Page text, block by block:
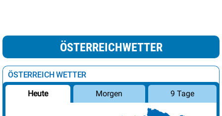
ÖSTERREICHWETTER
ÖSTERREICH WETTER
Heute Morgen 9 Tage